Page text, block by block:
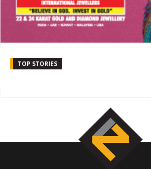
TOP STORIES